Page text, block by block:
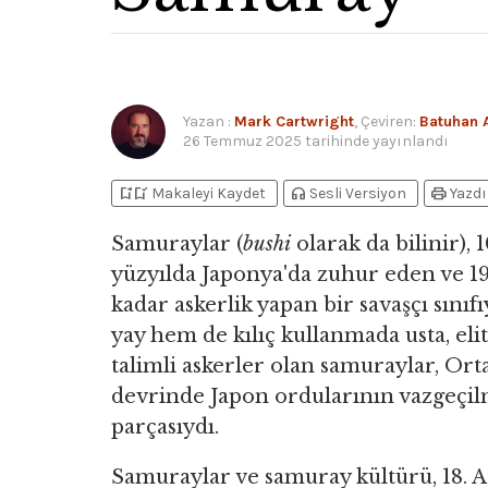
Yazan : Mark Cartwright, Çeviren: Batuhan
26 Temmuz 2025 tarihinde yayınlandı
bookmark_addbookmark_added Makaleyi Kaydet headphones Sesli Versiyon print
Samuraylar (bushiolarak da bilinir),
yüzyılda Japonya'da zuhur eden ve
kadar askerlik yapan bir savaşçı
yay hem de kılıç kullanmada usta,
talimli askerler olan samuraylar,
devrinde Japon ordularının
parçasıydı.
Samuraylar ve samuray kültürü, 18.